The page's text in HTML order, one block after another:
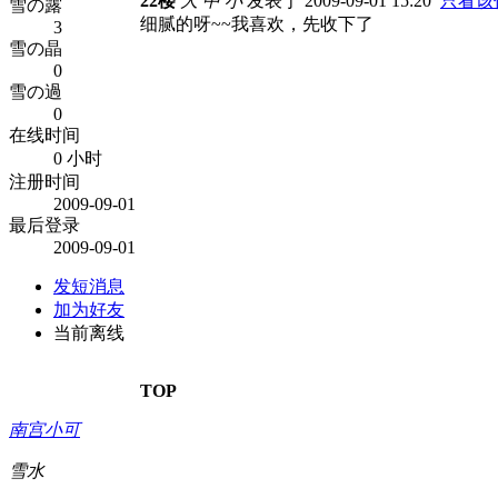
雪の露
3
雪の晶
0
雪の過
0
在线时间
0 小时
注册时间
2009-09-01
最后登录
2009-09-01
发短消息
加为好友
当前离线
细腻的呀~~我喜欢，先收下了
TOP
南宫小可
雪水